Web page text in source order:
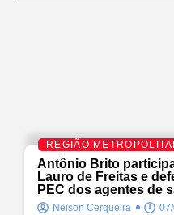
REGIÃO
Antônio Brito
Lauro de Freitas e
PEC dos agentes de
Neison Cerqueira